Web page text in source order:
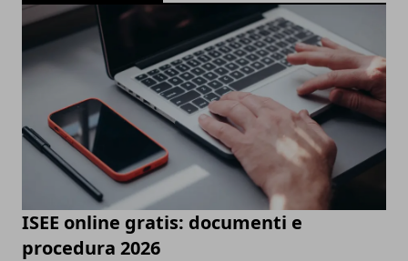
ISEE online gratis: documenti e
procedura 2026